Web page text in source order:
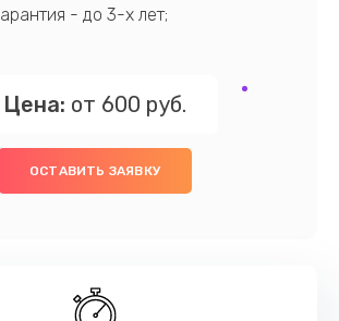
- до 3-х лет;
Цена: от 600 руб.
ОСТАВИТЬ ЗАЯВКУ